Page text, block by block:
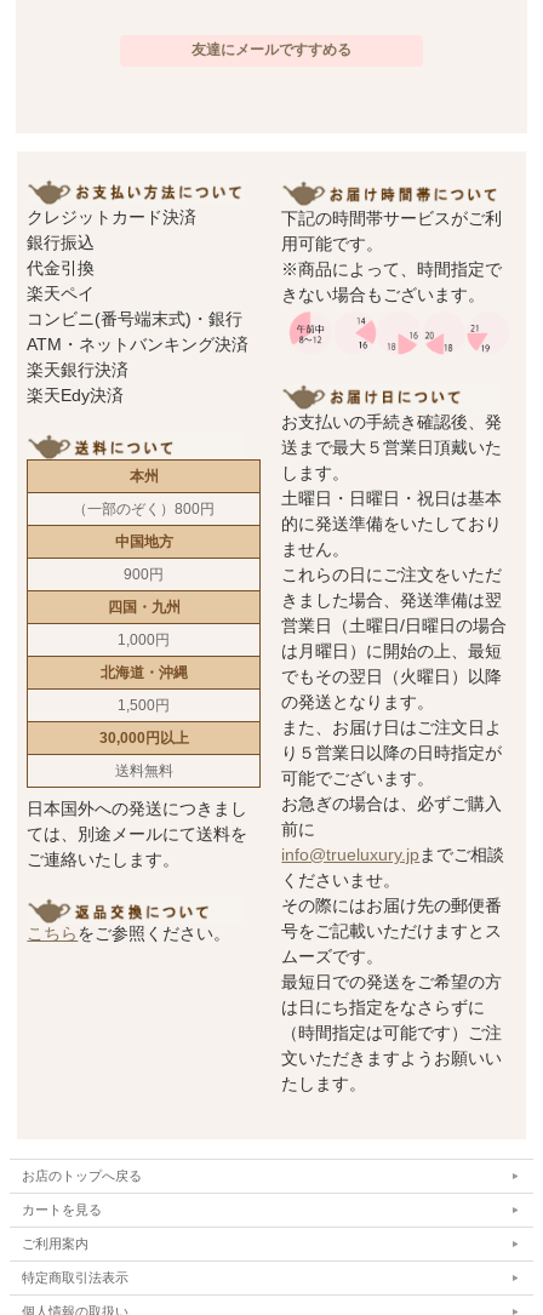
友達にメールですすめる
クレジットカード決済
銀行振込
代金引換
楽天ペイ
コンビニ(番号端末式)・銀行
ATM・ネットバンキング決済
楽天銀行決済
楽天Edy決済
本州
（一部のぞく）800円
中国地方
900円
四国・九州
1,000円
北海道・沖縄
1,500円
30,000円以上
送料無料
日本国外への発送につきまし
ては、別途メールにて送料を
ご連絡いたします。
こちらをご参照ください。
下記の時間帯サービスがご利
用可能です。
※商品によって、時間指定で
きない場合もございます。
お支払いの手続き確認後、発
送まで最大５営業日頂戴いた
します。
土曜日・日曜日・祝日は基本
的に発送準備をいたしており
ません。
これらの日にご注文をいただ
きました場合、発送準備は翌
営業日（土曜日/日曜日の場合
は月曜日）に開始の上、最短
でもその翌日（火曜日）以降
の発送となります。
また、お届け日はご注文日よ
り５営業日以降の日時指定が
可能でございます。
お急ぎの場合は、必ずご購入
前に
info@trueluxury.jpまでご相談
くださいませ。
その際にはお届け先の郵便番
号をご記載いただけますとス
ムーズです。
最短日での発送をご希望の方
は日にち指定をなさらずに
（時間指定は可能です）ご注
文いただきますようお願いい
たします。
お店のトップへ戻る
カートを見る
ご利用案内
特定商取引法表示
個人情報の取扱い